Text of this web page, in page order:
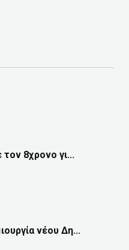
8χρονο γι...
νέου Δη...